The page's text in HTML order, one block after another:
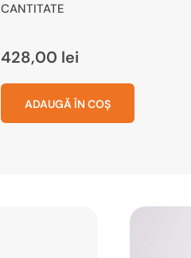
CANTITATE
428,00 lei
ADAUGĂ ÎN COȘ